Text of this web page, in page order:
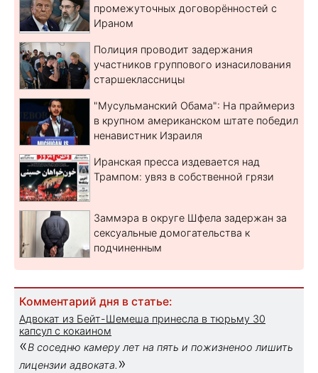
промежуточных договорённостей с
Ираном
Полиция проводит задержания
участников группового изнасилования
старшеклассницы
"Мусульманский Обама": На праймериз
в крупном американском штате победил
ненавистник Израиля
Иранская пресса издевается над
Трампом: увяз в собственной грязи
Заммэра в округе Шфела задержан за
сексуальные домогательства к
подчиненным
Комментарий дня в статье:
Адвокат из Бейт-Шемеша принесла в тюрьму 30
капсул с кокаином
«В соседню камеру лет на пять и пожизненоо лишить
лицензии адвоката. »